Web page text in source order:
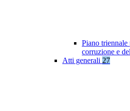
Piano triennale
corruzione e
Atti generali 27